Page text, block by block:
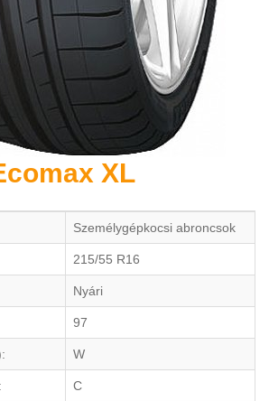
XL
Személygépkocsi abroncsok
215/55 R16
Nyári
97
W
C